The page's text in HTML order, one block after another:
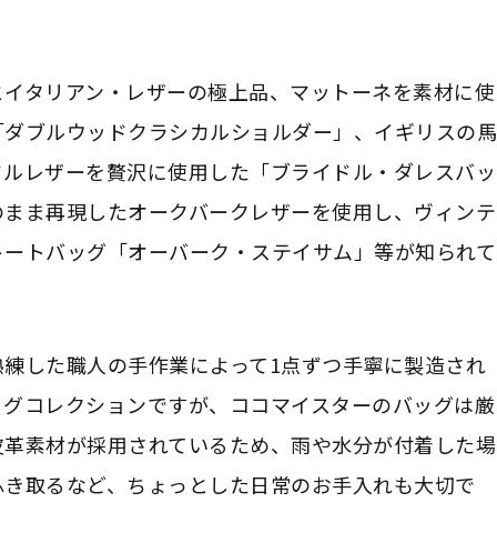
タリアン・レザーの極上品、マットーネを素材に使
ブルウッドクラシカルショルダー」、イギリスの馬
レザーを贅沢に使用した「ブライドル・ダレスバッ
ま再現したオークバークレザーを使用し、ヴィンテ
トバッグ「オーバーク・ステイサム」等が知られて
した職人の手作業によって1点ずつ手寧に製造され
コレクションですが、ココマイスターのバッグは厳
素材が採用されているため、雨や水分が付着した場
取るなど、ちょっとした日常のお手入れも大切で